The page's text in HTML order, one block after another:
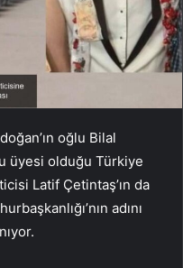
oğlu Bilal
üyesi olduğu Türkiye
Latif Çetintaş’ın da
adını